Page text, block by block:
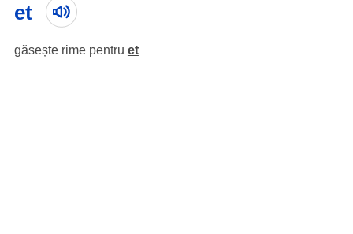
et
găsește rime pentru et